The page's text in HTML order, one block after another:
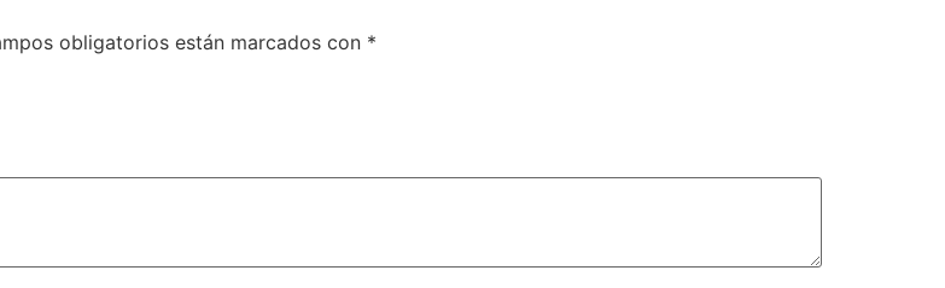
obligatorios están marcados con *